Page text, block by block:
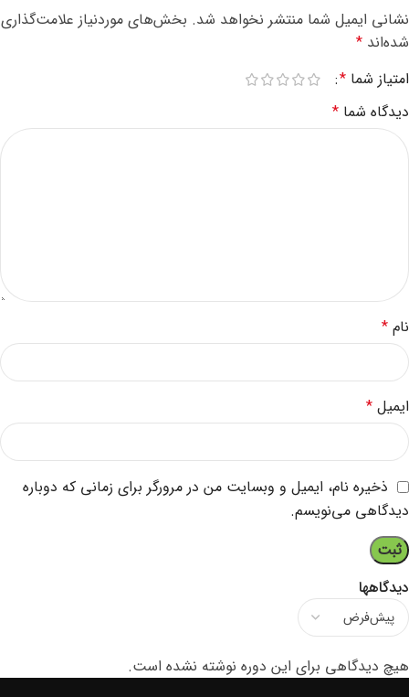
دیدگاهها
هیچ دیدگاهی برای این دوره نوشته نشده است.
نشانی ایمیل شما منتشر نخواهد شد. بخش‌های موردنیاز علامت‌گذاری
شده‌اند *
امتیاز شما *
دیدگاه شما *
نام *
ایمیل *
ذخیره نام، ایمیل و وبسایت من در مرورگر برای زمانی که دوباره
دیدگاهی می‌نویسم.